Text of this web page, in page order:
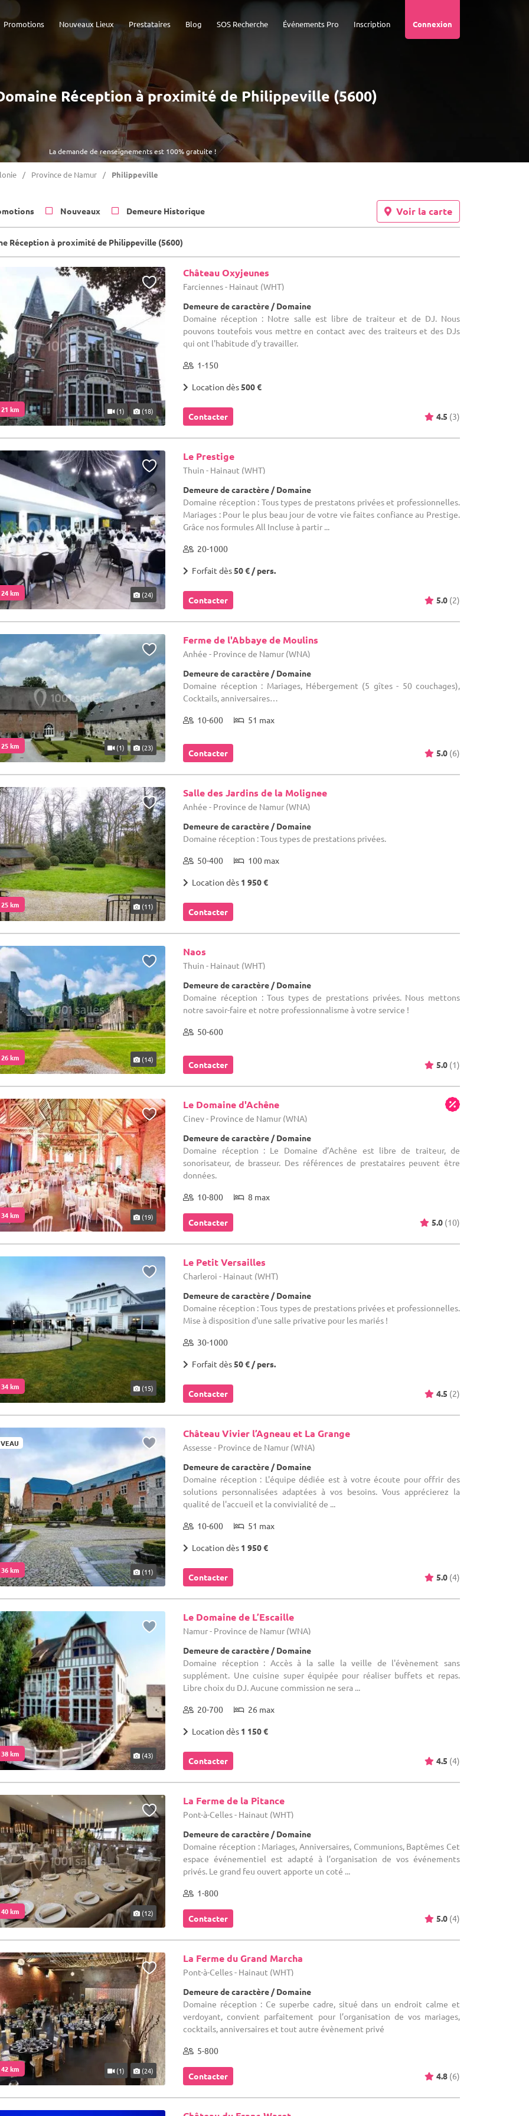
Connexion
Inscription
Événements Pro
SOS Recherche
Blog
Prestataires
Nouveaux Lieux
Promotions
La demande de renseignements est 100% gratuite !
Réception à proximité de Philippeville (5600)
Province de Namur Philippeville
Nouveaux Demeure Historique Voir la carte
Réception à proximité de Philippeville (5600)
km (1) (18)
Château Oxyjeunes
Farciennes - Hainaut (WHT)
Demeure de caractère / Domaine
Domaine réception : Notre salle est libre de traiteur et de DJ. Nous
pouvons toutefois vous mettre en contact avec des traiteurs et des DJs
qui ont l'habitude d'y travailler.
1-150
Location dès500 €
Contacter 4.5 (3)
km (24)
Le Prestige
Thuin - Hainaut (WHT)
Demeure de caractère / Domaine
Domaine réception : Tous types de prestatons privées et professionnelles.
Mariages : Pour le plus beau jour de votre vie faites confiance au Prestige.
Grâce nos formules All Incluse à partir ...
20-1000
Forfait dès50 € / pers.
Contacter 5.0 (2)
km (1) (23)
Ferme de l'Abbaye de Moulins
Anhée - Province de Namur (WNA)
Demeure de caractère / Domaine
Domaine réception : Mariages, Hébergement (5 gîtes - 50 couchages),
Cocktails, anniversaires…
10-600 51 max
Contacter 5.0 (6)
km (11)
Salle des Jardins de la Molignee
Anhée - Province de Namur (WNA)
Demeure de caractère / Domaine
Domaine réception : Tous types de prestations privées.
50-400 100 max
Location dès 1 950 €
Contacter
km (14)
Naos
Thuin - Hainaut (WHT)
Demeure de caractère / Domaine
Domaine réception : Tous types de prestations privées. Nous mettons
notre savoir-faire et notre professionnalisme à votre service !
50-600
Contacter 5.0 (1)
km (19)
Le Domaine d'Achêne
Ciney - Province de Namur (WNA)
Demeure de caractère / Domaine
Domaine réception : Le Domaine d’Achêne est libre de traiteur, de
sonorisateur, de brasseur. Des références de prestataires peuvent être
données.
10-800 8 max
Contacter 5.0 (10)
km (15)
Le Petit Versailles
Charleroi - Hainaut (WHT)
Demeure de caractère / Domaine
Domaine réception : Tous types de prestations privées et professionnelles.
Mise à disposition d'une salle privative pour les mariés !
30-1000
Forfait dès50 € / pers.
Contacter 4.5 (2)
km (11)
Château Vivier l’Agneau et La Grange
Assesse - Province de Namur (WNA)
Demeure de caractère / Domaine
Domaine réception : L'équipe dédiée est à votre écoute pour offrir des
solutions personnalisées adaptées à vos besoins. Vous apprécierez la
qualité de l'accueil et la convivialité de ...
10-600 51 max
Location dès 1 950 €
Contacter 5.0 (4)
km (43)
Le Domaine de L’Escaille
Namur - Province de Namur (WNA)
Demeure de caractère / Domaine
Domaine réception : Accès à la salle la veille de l'évènement sans
supplément. Une cuisine super équipée pour réaliser buffets et repas.
Libre choix du DJ. Aucune commission ne sera ...
20-700 26 max
Location dès 1 150 €
Contacter 4.5 (4)
km (12)
La Ferme de la Pitance
Pont-à-Celles - Hainaut (WHT)
Demeure de caractère / Domaine
Domaine réception : Mariages, Anniversaires, Communions, Baptêmes Cet
espace événementiel est adapté à l’organisation de vos événements
privés. Le grand feu ouvert apporte un coté ...
1-800
Contacter 5.0 (4)
km (1) (24)
La Ferme du Grand Marcha
Pont-à-Celles - Hainaut (WHT)
Demeure de caractère / Domaine
Domaine réception : Ce superbe cadre, situé dans un endroit calme et
verdoyant, convient parfaitement pour l’organisation de vos mariages,
cocktails, anniversaires et tout autre évènement privé
5-800
Contacter 4.8 (6)